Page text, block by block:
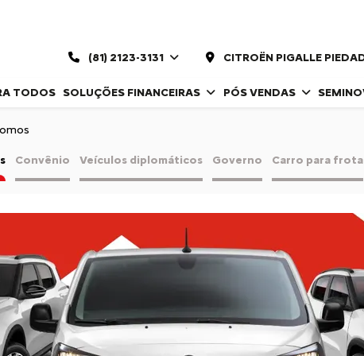
(81) 2123-3131 CITROËN PIGALLE
TODOS SOLUÇÕES FINANCEIRAS PÓS VENDAS
Convênio Veículos diplomáticos Governo Carro para frota